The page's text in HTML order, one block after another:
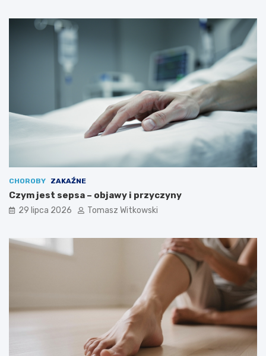
CHOROBY ZAKAŹNE
Czym jest sepsa – objawy i przyczyny
29 lipca 2026 Tomasz Witkowski